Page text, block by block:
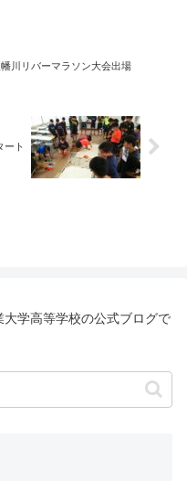
幡川リバーマラソン大会出場
ート
学高等学校の公式ブログで